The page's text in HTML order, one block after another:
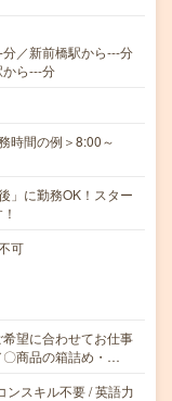
／新前橋駅から---分
から---分
時間の例＞8:00～
に勤務OK！スター
可
望に合わせてお仕事
〇商品の箱詰め・…
ンスキル不要 / 英語力